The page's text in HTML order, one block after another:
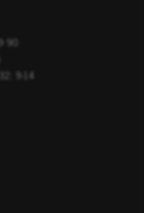
90
9-14